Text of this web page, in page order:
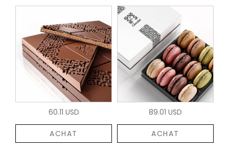
60.11 USD
ACHAT
89.01 USD
ACHAT